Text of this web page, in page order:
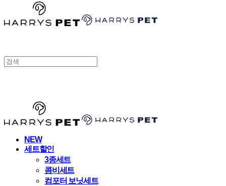
NEW
세트할인
3종세트
콤비세트
컴포터 보닛세트